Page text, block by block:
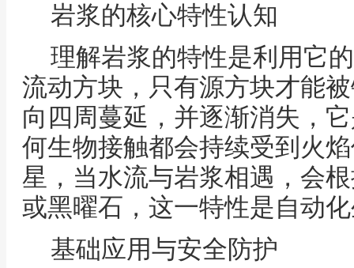
岩浆的核心特性认知
理解岩浆的特性是利用它
流动方块，只有源方块才能
向四周蔓延，并逐渐消失，
何生物接触都会持续受到火
星，当水流与岩浆相遇，会
或黑曜石，这一特性是自动
基础应用与安全防护